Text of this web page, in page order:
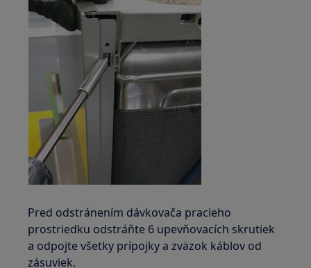
Pred odstránením dávkovača pracieho
prostriedku odstráňte 6 upevňovacích skrutiek
a odpojte všetky prípojky a zväzok káblov od
zásuviek.